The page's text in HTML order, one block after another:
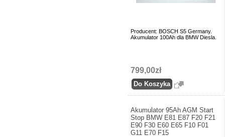
Producent: BOSCH S5 Germany.
Akumulator 100Ah dla BMW Diesla.
799,00zł
Akumulator 95Ah AGM Start
Stop BMW E81 E87 F20 F21
E90 F30 E60 E65 F10 F01
G11 E70 F15